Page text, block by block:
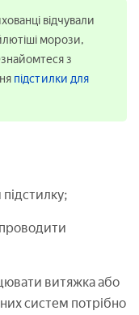
відчували
морози,
з
підстилки для
витяжка або
систем потрібно